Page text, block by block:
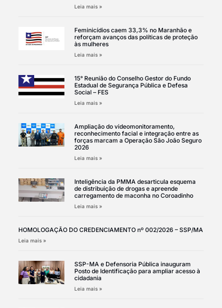
Leia mais »
Feminicídios caem 33,3% no Maranhão e
reforçam avanços das políticas de proteção
às mulheres
Leia mais »
15° Reunião do Conselho Gestor do Fundo
Estadual de Segurança Pública e Defesa
Social – FES
Leia mais »
Ampliação do videomonitoramento,
reconhecimento facial e integração entre as
forças marcam a Operação São João Seguro
2026
Leia mais »
Inteligência da PMMA desarticula esquema
de distribuição de drogas e apreende
carregamento de maconha no Coroadinho
Leia mais »
HOMOLOGAÇÃO DO CREDENCIAMENTO nº 002/2026 – SSP/MA
Leia mais »
SSP-MA e Defensoria Pública inauguram
Posto de Identificação para ampliar acesso à
cidadania
Leia mais »